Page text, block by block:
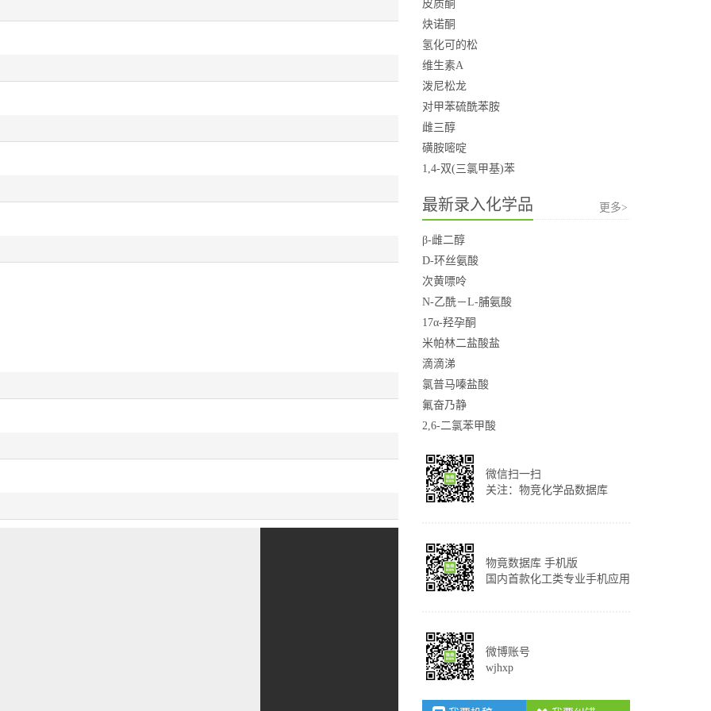
皮质酮
炔诺酮
氢化可的松
维生素A
泼尼松龙
对甲苯硫酰苯胺
雌三醇
磺胺嘧啶
1,4-双(三氯甲基)苯
最新录入化学品 更多>
β-雌二醇
D-环丝氨酸
次黄嘌呤
N-乙酰－L-脯氨酸
17α-羟孕酮
米帕林二盐酸盐
滴滴涕
氯普马嗪盐酸
氟奋乃静
2,6-二氯苯甲酸
微信扫一扫
关注：物竞化学品数据库
物竟数据库 手机版
国内首款化工类专业手机应用
微博账号
wjhxp